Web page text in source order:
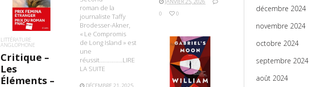
0
0
roman de la
journaliste Taffy
Brodesser-Akner,
« Le Compromis
de Long Island » est
une
réussit…………….LIRE
LA SUITE
DÉCEMBRE 21, 2025
LITTÉRATURE
ANGLOPHONE
Critique –
Les
Éléments –
LIRE LA SUITE
décembre 2024
novembre 2024
octobre 2024
septembre 2024
août 2024